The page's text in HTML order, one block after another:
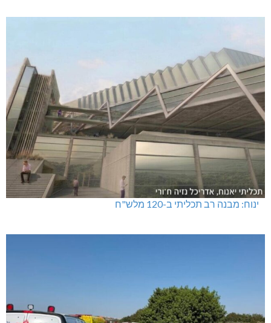
ינוח: מבנה רב תכליתי ב-120 מלש"ח